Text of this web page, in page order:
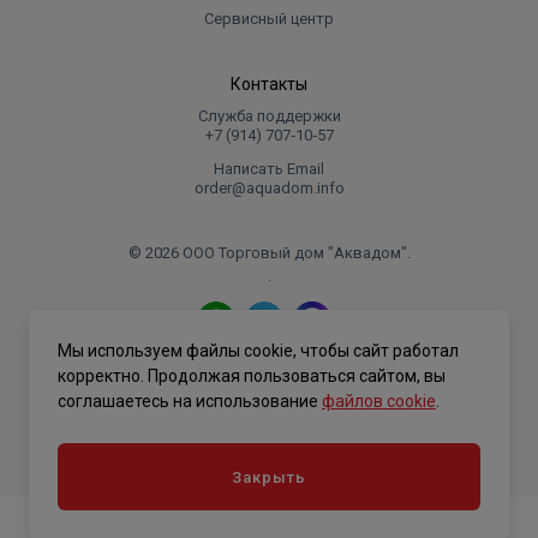
Сервисный центр
Контакты
Служба поддержки
+7 (914) 707‑10‑57
Написать Email
order@aquadom.info
© 2026 ООО Торговый дом "Аквадом".
.
Политика конфиденциальности
Мы используем файлы cookie, чтобы сайт работал
корректно. Продолжая пользоваться сайтом, вы
соглашаетесь на использование файлов cookie
Закрыть